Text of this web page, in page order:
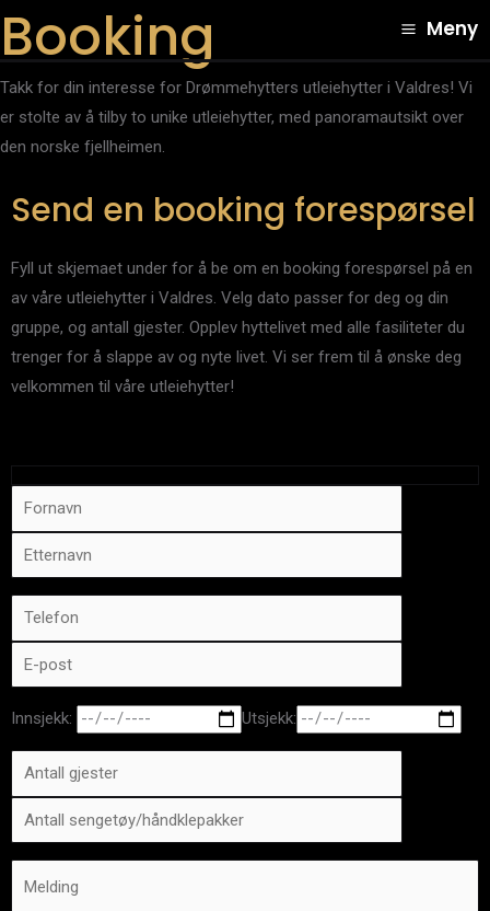
Hopp
rett
Main
Meny
Booking
Takk for din interesse for Drømmehytters utleiehytter i Valdres! Vi
er stolte av å tilby to unike utleiehytter, med panoramautsikt over
den norske fjellheimen.
Send en booking forespørsel
Fyll ut skjemaet under for å be om en booking forespørsel på en
av våre utleiehytter i Valdres. Velg dato passer for deg og din
gruppe, og antall gjester. Opplev hyttelivet med alle fasiliteter du
trenger for å slappe av og nyte livet. Vi ser frem til å ønske deg
velkommen til våre utleiehytter!
Innsjekk: Utsjekk: